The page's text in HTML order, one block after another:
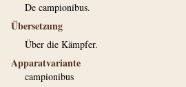
De campionibus.
Übersetzung
Über die Kämpfer.
Apparatvariante
campionibus